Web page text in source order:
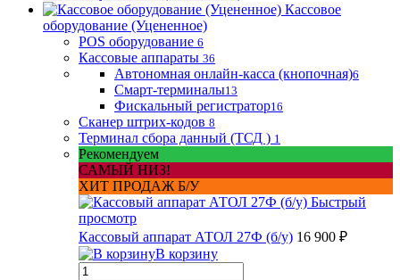
Кассовое
оборудование (Уцененное)
POS оборудование 6
Кассовые аппараты 36
Автономная онлайн-касса (кнопочная)6
Смарт-терминалы13
Фискальный регистратор16
Сканер штрих-кодов 8
Терминал сбора данный (ТСД ) 1
Рекомендуем
САМЫЙ НИЗ!
ХИТ ПРОДАЖ Б/У
Быстрый
просмотр
Кассовый аппарат АТОЛ 27Ф (б/у) 16 900 ₽
В корзину